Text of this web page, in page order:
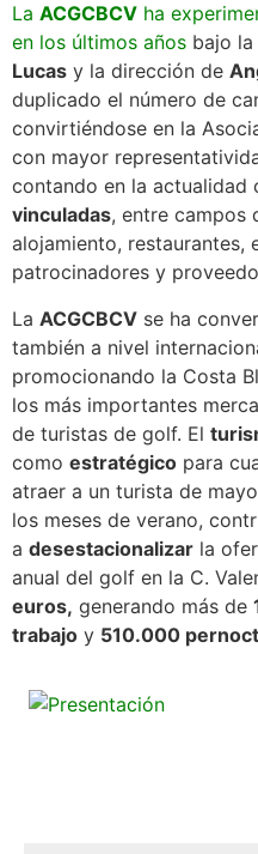
La ACGCBCV ha
en los últimos años bajo
Lucas y la dirección de
duplicado el número de
convirtiéndose en la
con mayor
contando en la actualidad
vinculadas, entre campos
alojamiento, restaurantes,
patrocinadores y
La ACGCBCV se ha
también a nivel
promocionando la Costa
los más importantes
de turistas de golf. El
como estratégico para
atraer a un turista de
los meses de verano,
a desestacionalizar la
anual del golf en la C.
euros, generando más de
trabajo y 510.000